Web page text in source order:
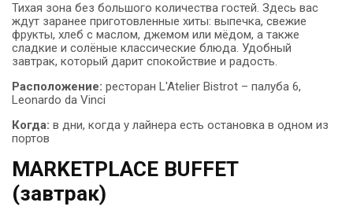
Тихая зона без большого количества гостей. Здесь вас
ждут заранее приготовленные хиты: выпечка, свежие
фрукты, хлеб с маслом, джемом или мёдом, а также
сладкие и солёные классические блюда. Удобный
завтрак, который дарит спокойствие и радость.
Расположение: ресторан L'Atelier Bistrot – палуба 6,
Leonardo da Vinci
Когда: в дни, когда у лайнера есть остановка в одном из
портов
MARKETPLACE BUFFET
(завтрак)